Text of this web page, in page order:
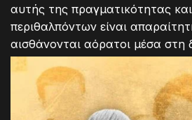
αυτής της πραγματικότητας
περιθαλπόντων είναι
αισθάνονται αόρατοι μέσα στη